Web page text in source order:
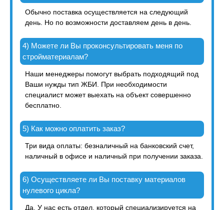
Обычно поставка осуществляется на следующий
день. Но по возможности доставляем день в день.
4) Можете ли Вы проконсультировать меня по
стройматериалам?
Наши менеджеры помогут выбрать подходящий под
Ваши нужды тип ЖБИ. При необходимости
специалист может выехать на объект совершенно
бесплатно.
5) Как можно оплатить заказ?
Три вида оплаты: безналичный на банковский счет,
наличный в офисе и наличный при получении заказа.
6) Осуществляете ли Вы поставку материалов
нулевого цикла?
Да. У нас есть отдел, который специализируется на